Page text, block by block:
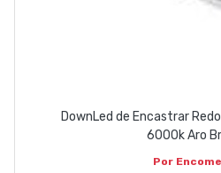
DownLed de Encastrar
6000k Aro
Por